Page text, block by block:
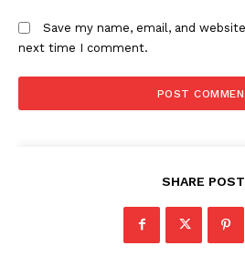
Save my name, email, and
next time I comment.
SHARE